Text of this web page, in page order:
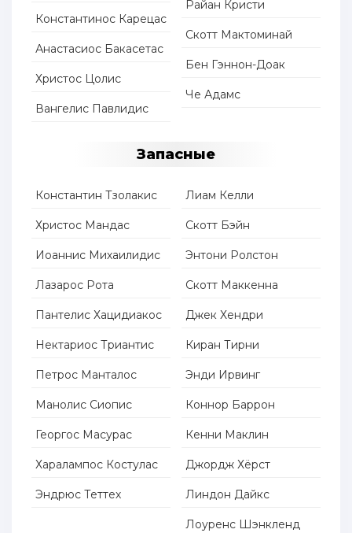
Константинос Карецас
Анастасиос Бакасетас
Христос Цолис
Вангелис Павлидис
Райан Кристи
Скотт Мактоминай
Бен Гэннон-Доак
Че Адамс
Запасные
Константин Тзолакис
Христос Мандас
Иоаннис Михаилидис
Лазарос Рота
Пантелис Хацидиакос
Нектариос Триантис
Петрос Манталос
Манолис Сиопис
Георгос Масурас
Харалампос Костулас
Эндрюс Теттех
Лиам Келли
Скотт Бэйн
Энтони Ролстон
Скотт Маккенна
Джек Хендри
Киран Тирни
Энди Ирвинг
Коннор Баррон
Кенни Маклин
Джордж Хёрст
Линдон Дайкс
Лоуренс Шэнкленд